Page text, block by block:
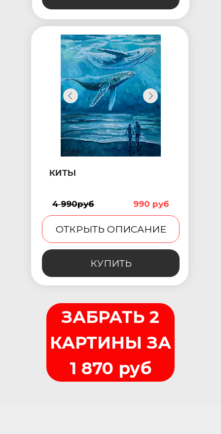
КИТЫ
4 990руб 990 руб
ОТКРЫТЬ ОПИСАНИЕ
КУПИТЬ
ЗАБРАТЬ 2
КАРТИНЫ ЗА
1 870 руб